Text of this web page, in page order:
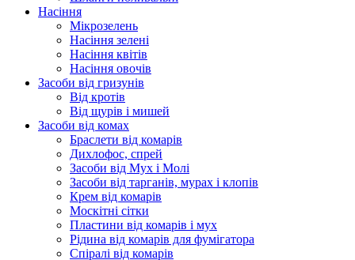
Насіння
Мікрозелень
Насіння зелені
Насіння квітів
Насіння овочів
Засоби від гризунів
Від кротів
Від щурів і мишей
Засоби від комах
Браслети від комарів
Дихлофос, спрей
Засоби від Мух і Молі
Засоби від тарганів, мурах і клопів
Крем від комарів
Москітні сітки
Пластини від комарів і мух
Рідина від комарів для фумігатора
Спіралі від комарів